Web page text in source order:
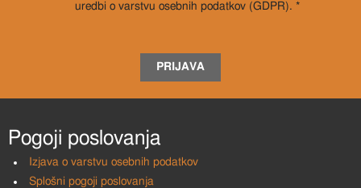
uredbi o varstvu osebnih podatkov (GDPR). *
PRIJAVA
Pogoji poslovanja
Izjava o varstvu osebnih podatkov
Splošni pogoji poslovanja